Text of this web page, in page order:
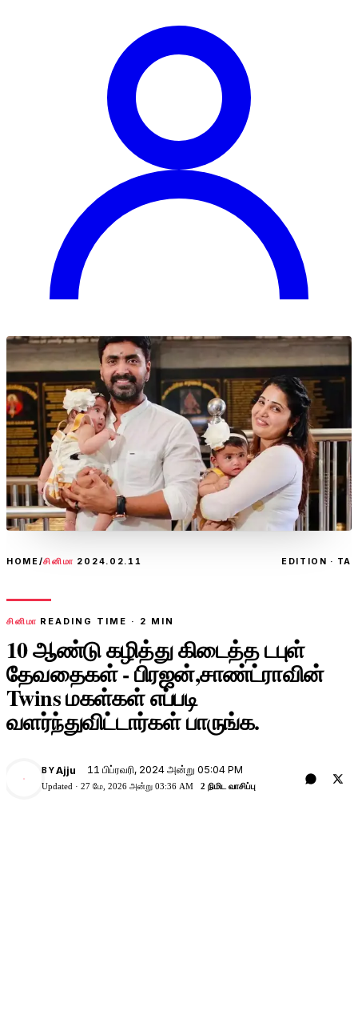
HOME/சினிமா 2024.02.11 EDITION · TA
சினிமா READING TIME · 2 MIN
10 ஆண்டு கழித்து கிடைத்த டபுள்
தேவதைகள் - பிரஜன்,சாண்ட்ராவின்
Twins மகள்கள் எப்படி
வளர்ந்துவிட்டார்கள் பாருங்க.
A
BYAjju 11 பிப்ரவரி, 2024 அன்று 05:04 PM
Updated · 27 மே, 2026 அன்று 03:36 AM 2 நிமிட வாசிப்பு